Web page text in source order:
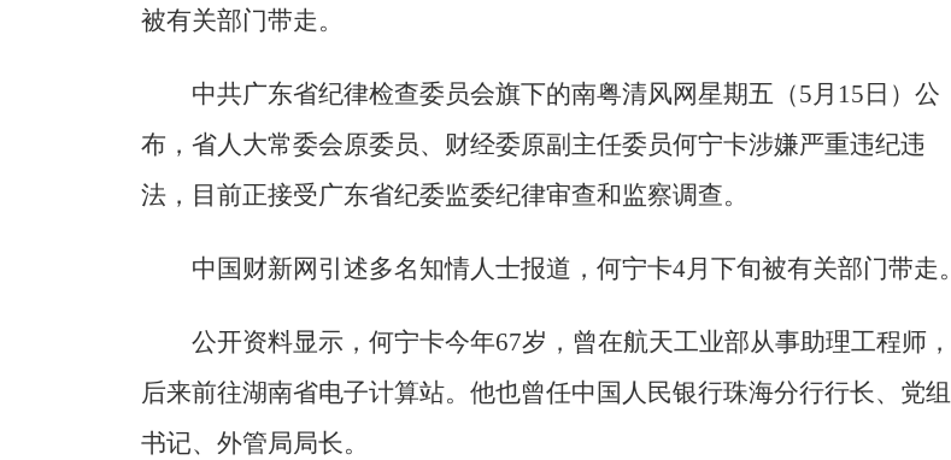
被有关部门带走。
中共广东省纪律检查委员会旗下的南粤清风网星期五（5月15日）公
布，省人大常委会原委员、财经委原副主任委员何宁卡涉嫌严重违纪违
法，目前正接受广东省纪委监委纪律审查和监察调查。
中国财新网引述多名知情人士报道，何宁卡4月下旬被有关部门带走。
公开资料显示，何宁卡今年67岁，曾在航天工业部从事助理工程师，
后来前往湖南省电子计算站。他也曾任中国人民银行珠海分行行长、党组
书记、外管局局长。